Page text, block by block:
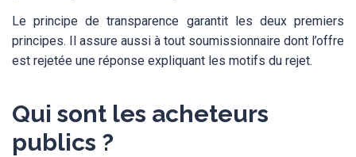
Le principe de transparence garantit les deux premiers
principes. Il assure aussi à tout soumissionnaire dont l’offre
est rejetée une réponse expliquant les motifs du rejet.
Qui sont les acheteurs
publics ?